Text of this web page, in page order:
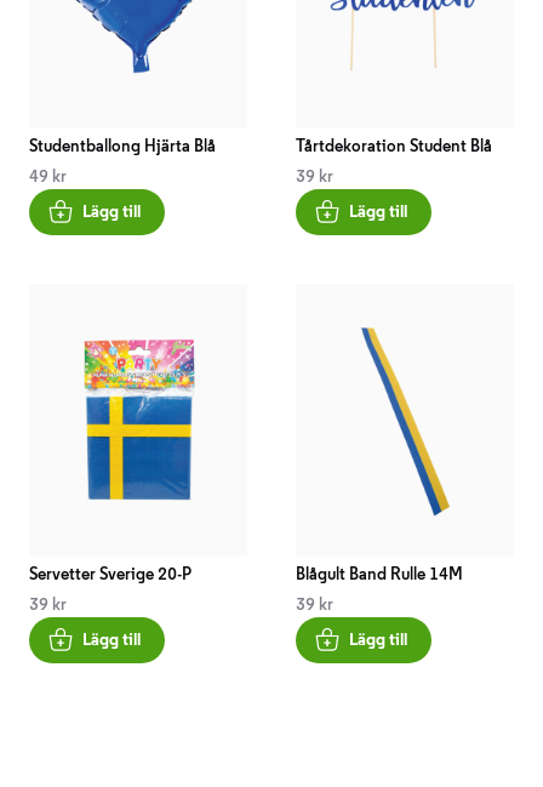
Studentballong Hjärta Blå
Lägg till
49 kr
Tårtdekoration Student Blå
Lägg till
39 kr
Servetter Sverige 20-P
Lägg till
39 kr
Blågult Band Rulle 14M
Lägg till
39 kr